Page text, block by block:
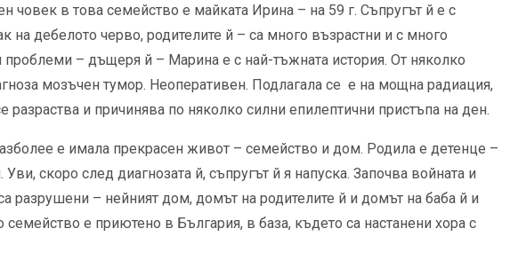
човек в това семейство е майката Ирина – на 59 г. Съпругът й е с
на дебелото черво, родителите й – са много възрастни и с много
проблеми – дъщеря й – Марина е с най-тъжната история. От няколко
мозъчен тумор. Неоперативен. Подлагала се е на мощна радиация,
разраства и причинява по няколко силни епилептични пристъпа на ден.
е имала прекрасен живот – семейство и дом. Родила е детенце –
скоро след диагнозата й, съпругът й я напуска. Започва войната и
разрушени – нейният дом, домът на родителите й и домът на баба й и
семейство е приютено в България, в база, където са настанени хора с